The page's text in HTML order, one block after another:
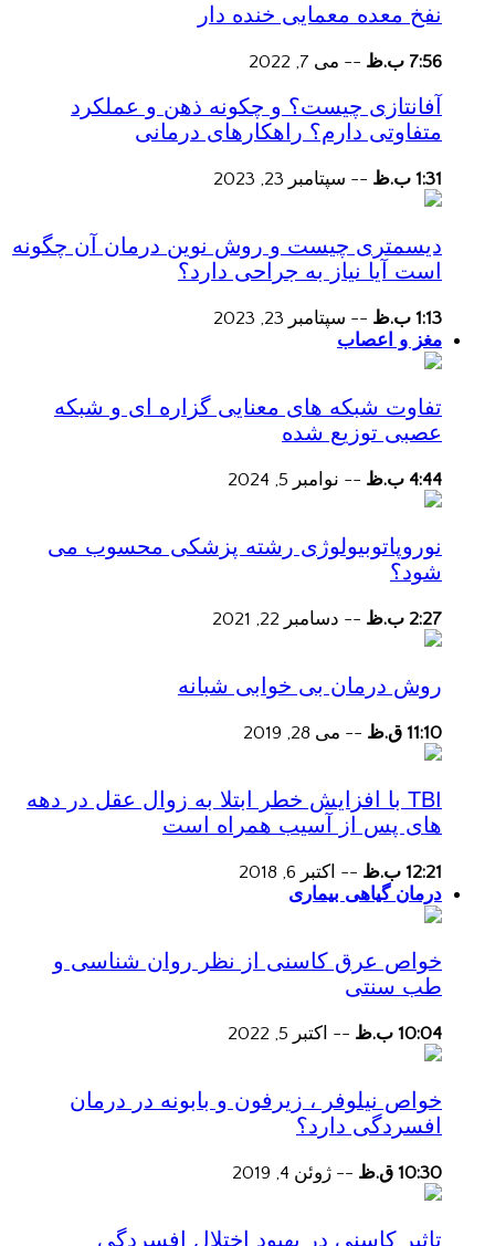
نفخ معده معمایی خنده دار
7:56 ب.ظ -- می 7, 2022
آفانتازی چیست؟ و چکونه ذهن و عملکرد
متفاوتی دارم؟ راهکارهای درمانی
1:31 ب.ظ -- سپتامبر 23, 2023
دیسمتری چیست و روش نوین درمان آن چگونه
است آیا نیاز به جراحی دارد؟
1:13 ب.ظ -- سپتامبر 23, 2023
مغز و اعصاب
تفاوت شبکه های معنایی گزاره ای و شبکه
عصبی توزیع شده
4:44 ب.ظ -- نوامبر 5, 2024
نوروپاتوبیولوژی رشته پزشکی محسوب می
شود؟
2:27 ب.ظ -- دسامبر 22, 2021
روش درمان بی خوابی شبانه
11:10 ق.ظ -- می 28, 2019
TBI با افزایش خطر ابتلا به زوال عقل در دهه
های پس از آسیب همراه است
12:21 ب.ظ -- اکتبر 6, 2018
درمان گیاهی بیماری
خواص عرق کاسنی از نظر روان شناسی و
طب سنتی
10:04 ب.ظ -- اکتبر 5, 2022
خواص نیلوفر ، زیرفون و بابونه در درمان
افسردگی دارد؟
10:30 ق.ظ -- ژوئن 4, 2019
تاثیر کاسنی در بهبود اختلال افسردگی